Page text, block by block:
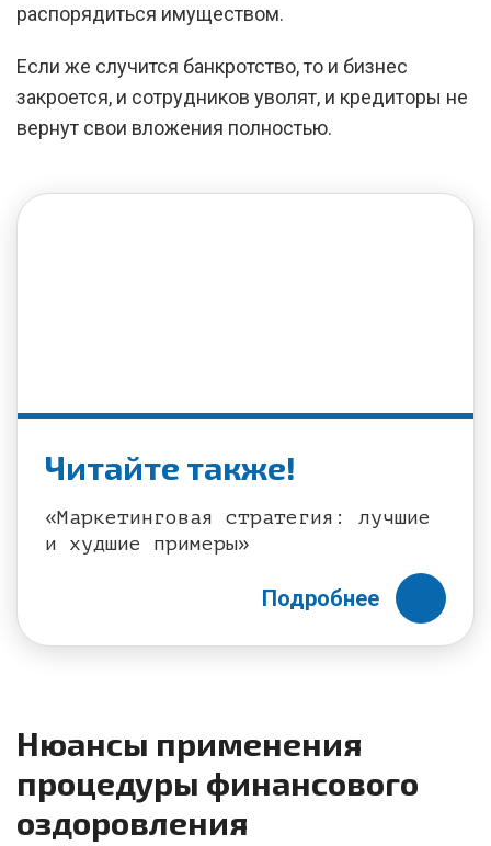
распорядиться имуществом.
Если же случится банкротство, то и бизнес
закроется, и сотрудников уволят, и кредиторы не
вернут свои вложения полностью.
Читайте также!
«Маркетинговая стратегия: лучшие
и худшие примеры»
Подробнее
Нюансы применения
процедуры финансового
оздоровления